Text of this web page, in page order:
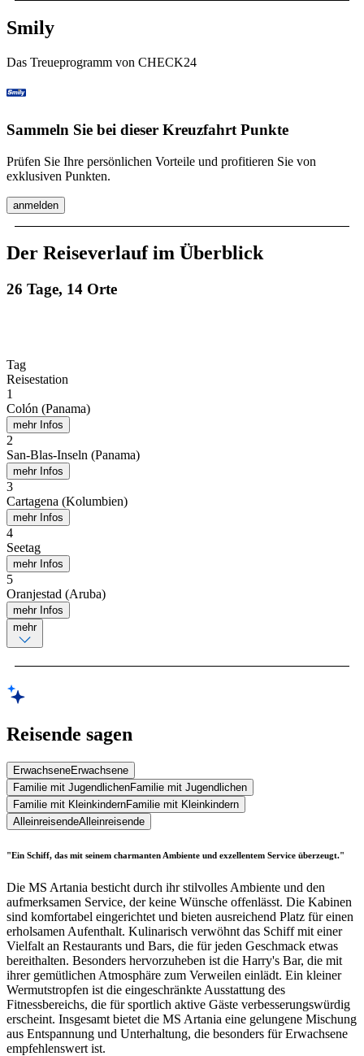
Smily
Das Treueprogramm von CHECK24
Sammeln Sie bei dieser Kreuzfahrt Punkte
Prüfen Sie Ihre persönlichen Vorteile und profitieren Sie von
exklusiven Punkten.
anmelden
Der Reiseverlauf im Überblick
26 Tage, 14 Orte
Tag
Reisestation
1
Colón (Panama)
mehr Infos
2
San-Blas-Inseln (Panama)
mehr Infos
3
Cartagena (Kolumbien)
mehr Infos
4
Seetag
mehr Infos
5
Oranjestad (Aruba)
mehr Infos
mehr
Reisende sagen
ErwachseneErwachsene
Familie mit JugendlichenFamilie mit Jugendlichen
Familie mit KleinkindernFamilie mit Kleinkindern
AlleinreisendeAlleinreisende
"Ein Schiff, das mit seinem charmanten Ambiente und exzellentem Service überzeugt."
Die MS Artania besticht durch ihr stilvolles Ambiente und den
aufmerksamen Service, der keine Wünsche offenlässt. Die Kabinen
sind komfortabel eingerichtet und bieten ausreichend Platz für einen
erholsamen Aufenthalt. Kulinarisch verwöhnt das Schiff mit einer
Vielfalt an Restaurants und Bars, die für jeden Geschmack etwas
bereithalten. Besonders hervorzuheben ist die Harry's Bar, die mit
ihrer gemütlichen Atmosphäre zum Verweilen einlädt. Ein kleiner
Wermutstropfen ist die eingeschränkte Ausstattung des
Fitnessbereichs, die für sportlich aktive Gäste verbesserungswürdig
erscheint. Insgesamt bietet die MS Artania eine gelungene Mischung
aus Entspannung und Unterhaltung, die besonders für Erwachsene
empfehlenswert ist.